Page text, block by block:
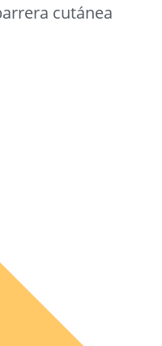
cutánea